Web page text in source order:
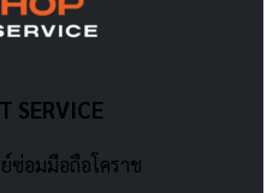
SERVICE
ซ่อมมือถือโคราช